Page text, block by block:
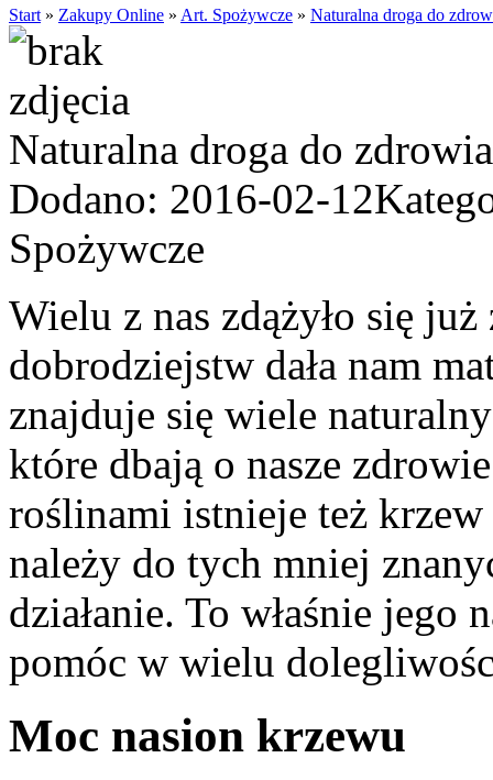
Start » Zakupy Online » Art. Spożywcze » Naturalna droga do
Naturalna droga do
Dodano: 2016-02-12
Spożywcze
Wielu z nas zdążyło się
dobrodziejstw dała nam
znajduje się wiele
które dbają o nasze
roślinami istnieje też
należy do tych mniej
działanie. To właśnie jego
pomóc w wielu
Moc nasion krzewu